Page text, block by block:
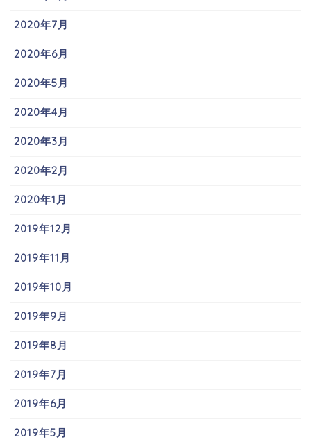
2020年7月
2020年6月
2020年5月
2020年4月
2020年3月
2020年2月
2020年1月
2019年12月
2019年11月
2019年10月
2019年9月
2019年8月
2019年7月
2019年6月
2019年5月